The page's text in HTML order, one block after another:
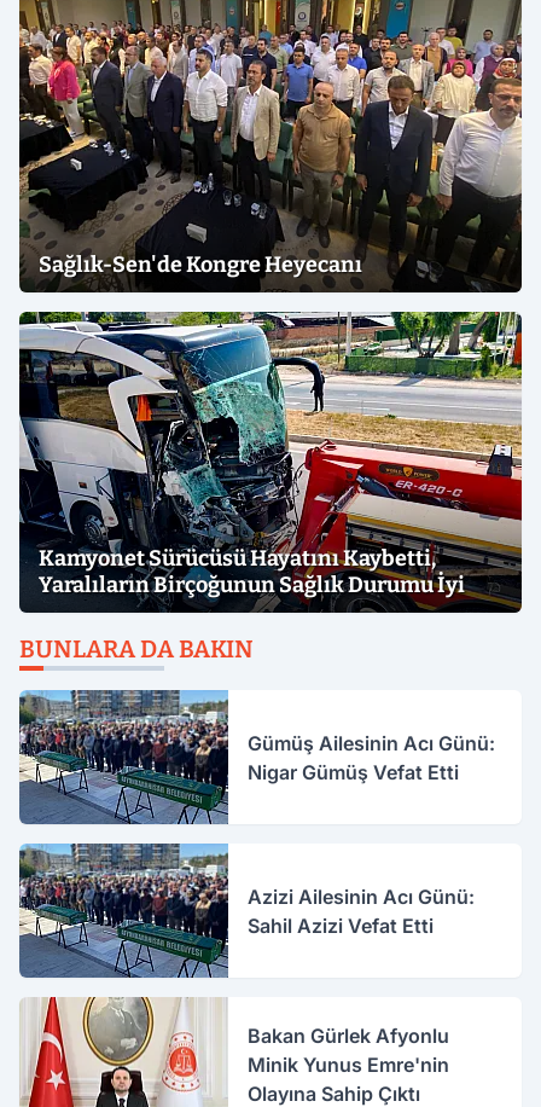
Sağlık-Sen'de Kongre Heyecanı
Kamyonet Sürücüsü Hayatını Kaybetti,
Yaralıların Birçoğunun Sağlık Durumu İyi
BUNLARA DA BAKIN
Gümüş Ailesinin Acı Günü:
Nigar Gümüş Vefat Etti
Azizi Ailesinin Acı Günü:
Sahil Azizi Vefat Etti
Bakan Gürlek Afyonlu
Minik Yunus Emre'nin
Olayına Sahip Çıktı